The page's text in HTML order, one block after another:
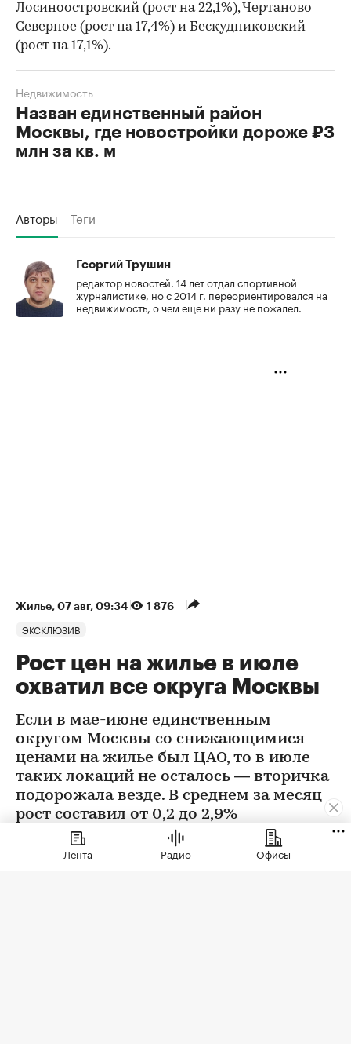
Лосиноостровский (рост на 22,1%), Чертаново
Северное (рост на 17,4%) и Бескудниковский
(рост на 17,1%).
Назван единственный район
Москвы, где новостройки дороже ₽3
млн за кв. м
Недвижимость
Авторы Теги
Георгий Трушин
редактор новостей. 14 лет отдал спортивной
журналистике, но с 2014 г. переориентировался на
недвижимость, о чем еще ни разу не пожалел.
Жилье⁠, 07 авг, 09:34 1 876
ЭКСКЛЮЗИВ
Рост цен на жилье в июле
охватил все округа Москвы
Если в мае-июне единственным
округом Москвы со снижающимися
ценами на жилье был ЦАО, то в июле
таких локаций не осталось — вторичка
подорожала везде. В среднем за месяц
рост составил от 0,2 до 2,9%
Лента Радио Офисы